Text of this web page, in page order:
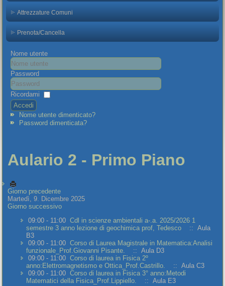
Attrezzature Comuni
Prenota/Cancella
Nome utente
Password
Ricordami
Accedi
Nome utente dimenticato?
Password dimenticata?
Aulario 2 - Primo Piano
Giorno precedente
Martedì, 9. Dicembre 2025
Giorno successivo
09:00 - 11:00Cdl in scienze ambientali a-.a. 2025/2026 1
semestre 3 anno lezione di geochimica prof, Tedesco
:: Aula
B3
09:00 - 11:00Corso di Laurea Magistrale in Matematica:Analisi
funzionale_Prof.Giovanni Pisante.
:: Aula D3
09:00 - 11:00Corso di laurea in Fisica 2º
anno:Elettromagnetismo e Ottica_Prof.Castrillo.
:: Aula C3
09:00 - 11:00Corso di laurea in Fisica 3° anno:Metodi
Matematici della Fisica_Prof.Lippiello.
:: Aula E3